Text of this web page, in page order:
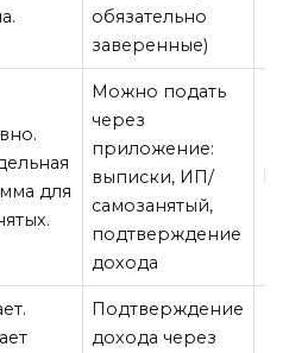
обязательно
заверенные)
для
Можно подать
через
приложение:
выписки, ИП/
самозанятый,
подтверждение
дохода
Подтверждение
дохода через